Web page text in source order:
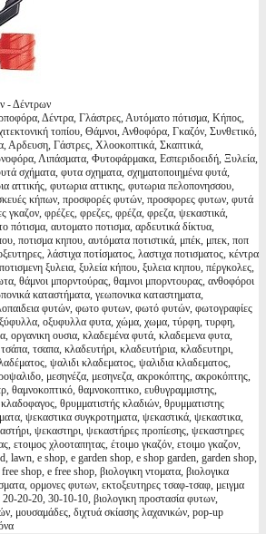
- Δέντρων
Δέντρα, Γλάστρες, Αυτόματο πότισμα, Κήπος,
τοπίου, Θάμνοι, Ανθοφόρα, Γκαζόν, Συνθετικό,
Αρδευση, Γάστρες, Χλοοκοπτικά, Σκαπτικά,
Λιπάσματα, Φυτοφάρμακα, Εσπεριδοειδή, Ξυλεία,
σχήματα, φυτα σχηματα, σχηματοποιημένα φυτά,
αττικής, φυτωρια αττικης, φυτωρια πελοπονησσου,
κήπων, προσφορές φυτών, προσφορες φυτων, φυτά
γκαζον, φρέζες, φρεζες, φρέζα, φρεζα, ψεκαστικά,
πότισμα, αυτοματο ποτισμα, αρδευτικά δίκτυα,
ποτισμα κηπου, αυτόματα ποτιστικά, μπέκ, μπεκ, ποπ
λάστιχα ποτίσματος, λαστιχα ποτισματος, κέντρα
ξυλεια, ξυλεία κήπου, ξυλεια κηπου, πέργκολες,
θάμνοι μπορντούρας, θαμνοι μπορντουρας, ανθοφόροι
καταστήματα, γεωπονικα καταστηματα,
φυτών, φωτο φυτων, φωτό φυτών, φωτογραφίες
οξυφυλλα φυτα, χώμα, χωμα, τύρφη, τυρφη,
οργανικη ουσια, κλαδεμένα φυτά, κλαδεμενα φυτα,
τσαπα, κλαδευτήρι, κλαδευτήρια, κλαδευτηρι,
ψαλιδι κλαδεματος, ψαλιδια κλαδεματος,
μεσηνέζα, μεσηνεζα, ακροκόπτης, ακροκόπτης,
θαμνοκοπτικό, θαμνοκοπτικο, ευθυγραμμιστης,
θρυμματιστής κλαδιών, θρυμματιστης
ψεκαστικα συγκροτηματα, ψεκαστικά, ψεκαστικα,
ψεκαστηρι, ψεκαστήρες προπίεσης, ψεκαστηρες
ετοιμος χλοοταπητας, έτοιμο γκαζόν, ετοιμο γκαζον,
lawn, e shop, e garden shop, e shop garden, garden shop,
shop, e free shop, βιολογικη ντοματα, βιολογικα
ορμονες φυτων, εκτοξευτηρες τσαφ-τσαφ, μειγμα
20-20, 30-10-10, βιολογικη προστασία φυτων,
μουσαμάδες, διχτυά σκίασης λαχανικών, pop-up